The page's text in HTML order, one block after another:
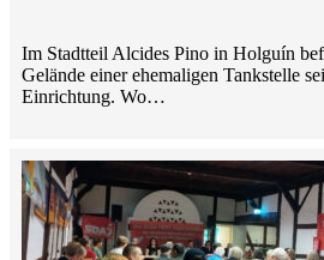
Im Stadtteil Alcides Pino in Holguín
Gelände einer ehemaligen Tankstelle
Einrichtung. Wo…